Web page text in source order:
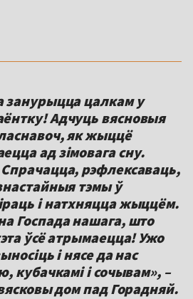
занурыцца цалкам у
Адчуць вясновыя
як жыццё
ад зімовага сну.
рэфлексаваць,
тэмы ў
і натхняцца жыццём.
Госпада нашага, што
ўсё атрымаецца! Ужо
і нясе да нас
кубачкамі і сочывам», –
дом пад Горадняй.